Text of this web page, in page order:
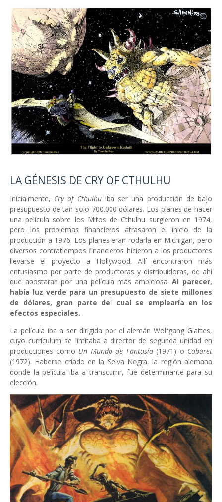
LA GÉNESIS DE CRY OF CTHULHU
Inicialmente, Cry of Cthulhuiba ser una producción de bajo
presupuesto de tan solo 700.000 dólares. Los planes de hacer
una película sobre los Mitos de Cthulhu surgieron en 1974,
pero los problemas financieros atrasaron el inicio de la
producción a 1976. Los planes eran rodarla en Michigan, pero
diversos contratiempos financieros hicieron a los productores
llevarse el proyecto a Hollywood. Allí encontraron más
entusiasmo por parte de productoras y distribuidoras, de ahí
que apostaran por una película más ambiciosa.Al parecer,
había luz verde para un presupuesto de siete millones
de dólares, gran parte del cual se emplearía en los
efectos especiales.
La película iba a ser dirigida por el alemán Wolfgang Glattes,
cuyo currículum se limitaba a director de segunda unidad en
producciones como Un Mundo de Fantasía (1971) o Cabaret
(1972). Haberse criado en la Selva Negra, la región alemana
donde la película iba a transcurrir, fue determinante para su
elección.